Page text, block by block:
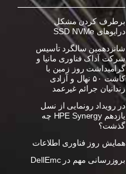
برطرف کردن مشکل
درایوهای SSD NVMe
شانزدهمین سالگرد تأسیس
شرکت آداک فناوری مانیا و
گرامیداشت روز زمین با
کاشت ۵۰ نهال و آزادی
زندانیان جرائم غیرعمد
در رویداد رونمایی از نسل
یازدهم HPE Synergy چه
گذشت؟
همایش روز فناوری اطلاعات
بروزرسانی مهم در DellEmc